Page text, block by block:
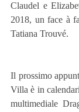
Claudel e
2018, un face à
Tatiana Trouvé.
Il prossimo
Villa è in
multimediale